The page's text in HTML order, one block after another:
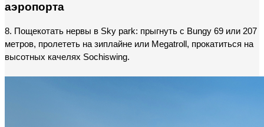
аэропорта
8. Пощекотать нервы в Sky park: прыгнуть с Bungy 69 или 207
метров, пролететь на зиплайне или Megatroll, прокатиться на
высотных качелях Sochiswing.